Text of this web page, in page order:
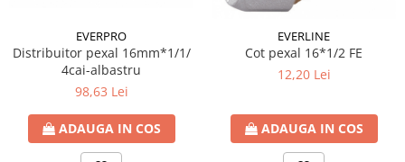
EVERPRO
Distribuitor pexal 16mm*1/1/
4cai-albastru
98,63 Lei
ADAUGA IN COS
EVERLINE
Cot pexal 16*1/2 FE
12,20 Lei
ADAUGA IN COS